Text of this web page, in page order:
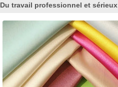
Du travail professionnel et sérieux